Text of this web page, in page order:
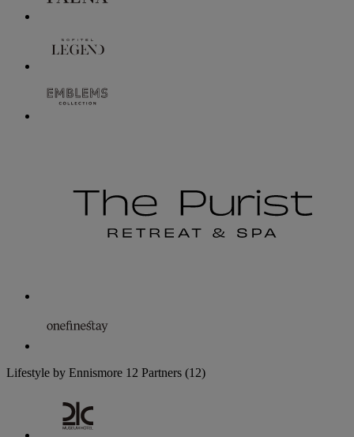
Lifestyle by Ennismore 12 Partners (12)